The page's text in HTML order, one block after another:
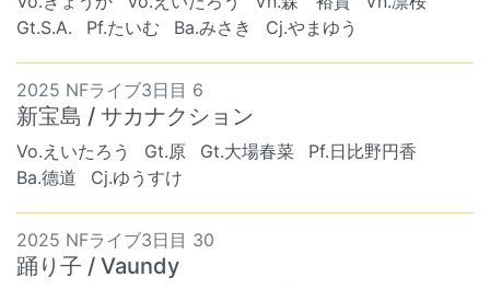
Gt.S.A.
Pf.たいむ Ba.みさき Cj.やまゆう
2025 NFライブ3日目 6
新宝島 / サカナクション
Vo.えいたろう Gt.原 Gt.大場春菜
Pf.日比野円香
Ba.德道
Cj.ゆうすけ
2025 NFライブ3日目 30
踊り子 / Vaundy